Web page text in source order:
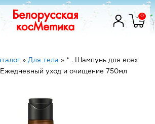
0
» Для тела » * . Шампунь для всех
Ежедневный уход и очищение 750мл